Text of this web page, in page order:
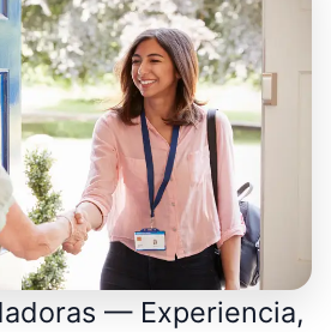
— Experiencia,